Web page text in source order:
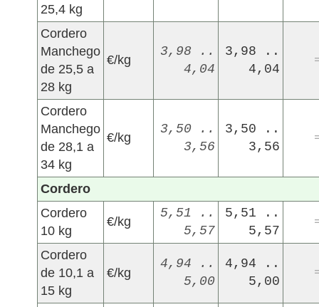
25,4 kg
Cordero
Manchego
de 25,5 a
28 kg
€/kg
3,98 ..
4,04
3,98 ..
4,04
Cordero
Manchego
de 28,1 a
34 kg
€/kg
3,50 ..
3,56
3,50 ..
3,56
Cordero
Cordero
10 kg
€/kg
5,51 ..
5,57
5,51 ..
5,57
Cordero
de 10,1 a
15 kg
€/kg
4,94 ..
5,00
4,94 ..
5,00